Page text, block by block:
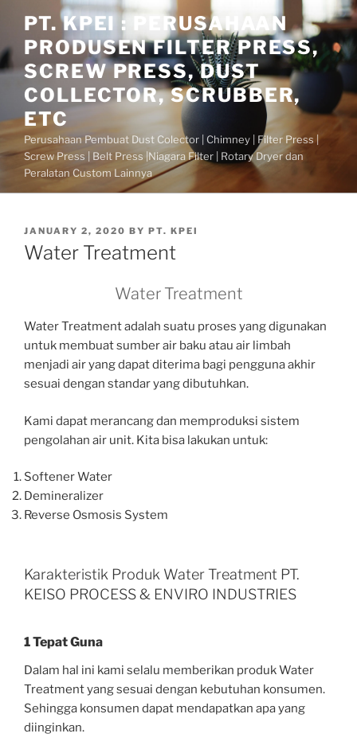
content
PT. KPEI : PERUSAHAAN
PRODUSEN FILTER PRESS,
SCREW PRESS, DUST
COLLECTOR, SCRUBBER,
ETC
Perusahaan Pembuat Dust Colector | Chimney | Filter Press |
Screw Press | Belt Press |Niagara Filter | Rotary Dryer dan
Peralatan Custom Lainnya
POSTED
ON
JANUARY 2, 2020 BY PT. KPEI
Water Treatment
Water Treatment
Water Treatment adalah suatu proses yang digunakan
untuk membuat sumber air baku atau air limbah
menjadi air yang dapat diterima bagi pengguna akhir
sesuai dengan standar yang dibutuhkan.
Kami dapat merancang dan memproduksi sistem
pengolahan air unit. Kita bisa lakukan untuk:
Softener Water
Demineralizer
Reverse Osmosis System
Karakteristik Produk Water Treatment PT.
KEISO PROCESS & ENVIRO INDUSTRIES
1 Tepat Guna
Dalam hal ini kami selalu memberikan produk Water
Treatment yang sesuai dengan kebutuhan konsumen.
Sehingga konsumen dapat mendapatkan apa yang
diinginkan.